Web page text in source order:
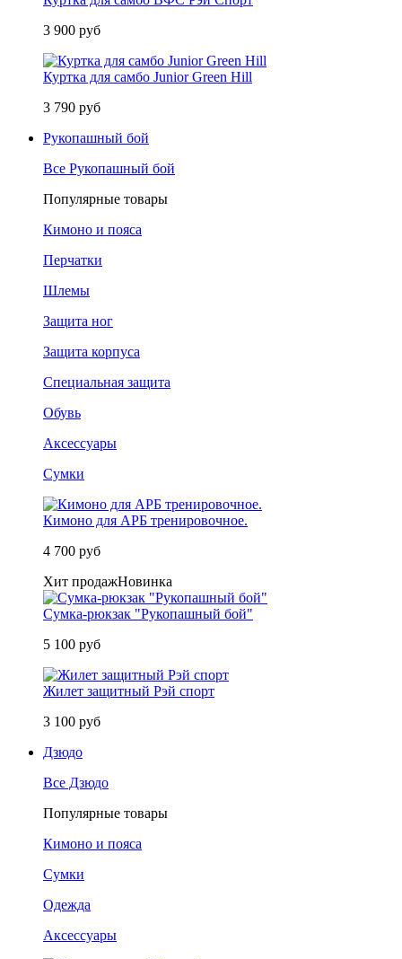
3 900 руб
Куртка для самбо Junior Green Hill
3 790 руб
Рукопашный бой
Все Рукопашный бой
Популярные товары
Кимоно и пояса
Перчатки
Шлемы
Защита ног
Защита корпуса
Специальная защита
Обувь
Аксессуары
Сумки
Кимоно для АРБ тренировочное.
4 700 руб
Хит продажНовинка
Сумка-рюкзак "Рукопашный бой"
5 100 руб
Жилет защитный Рэй спорт
3 100 руб
Дзюдо
Все Дзюдо
Популярные товары
Кимоно и пояса
Сумки
Одежда
Аксессуары